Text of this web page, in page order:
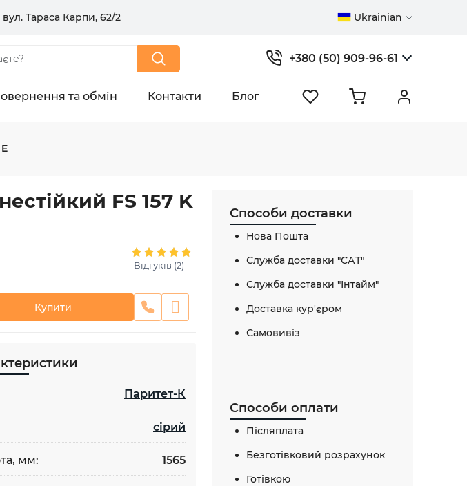
Тараса Карпи, 62/2 Ukrainian
+380 (50) 909-96-61
та обмін Контакти Блог
FS 157 K
Відгуків (2)
Купити
Паритет-К
сірий
мм: 1565
Способи доставки
Нова Пошта
Служба доставки "САТ"
Служба доставки "Інтайм"
Доставка кур'єром
Самовивіз
Способи оплати
Післяплата
Безготівковий розрахунок
Готівкою